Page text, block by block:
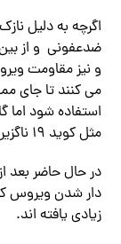
اگرچه به دلیل
ضدعفونی و از
و نیز مقاومت
می کنند تا جای
استفاده شود
مثل کوید 19 ناگزیر به استفاده از ضد عفونی کننده الکلی هست.
در حال حاضر بعد
دار شدن ویروس
زیادی یافته اند.